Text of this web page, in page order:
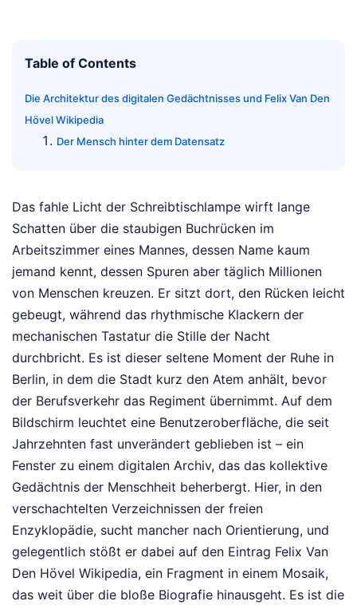
Table of Contents
Die Architektur des digitalen Gedächtnisses und Felix Van Den
Hövel Wikipedia
Der Mensch hinter dem Datensatz
Das fahle Licht der Schreibtischlampe wirft lange
Schatten über die staubigen Buchrücken im
Arbeitszimmer eines Mannes, dessen Name kaum
jemand kennt, dessen Spuren aber täglich Millionen
von Menschen kreuzen. Er sitzt dort, den Rücken leicht
gebeugt, während das rhythmische Klackern der
mechanischen Tastatur die Stille der Nacht
durchbricht. Es ist dieser seltene Moment der Ruhe in
Berlin, in dem die Stadt kurz den Atem anhält, bevor
der Berufsverkehr das Regiment übernimmt. Auf dem
Bildschirm leuchtet eine Benutzeroberfläche, die seit
Jahrzehnten fast unverändert geblieben ist – ein
Fenster zu einem digitalen Archiv, das das kollektive
Gedächtnis der Menschheit beherbergt. Hier, in den
verschachtelten Verzeichnissen der freien
Enzyklopädie, sucht mancher nach Orientierung, und
gelegentlich stößt er dabei auf den Eintrag Felix Van
Den Hövel Wikipedia, ein Fragment in einem Mosaik,
das weit über die bloße Biografie hinausgeht. Es ist die